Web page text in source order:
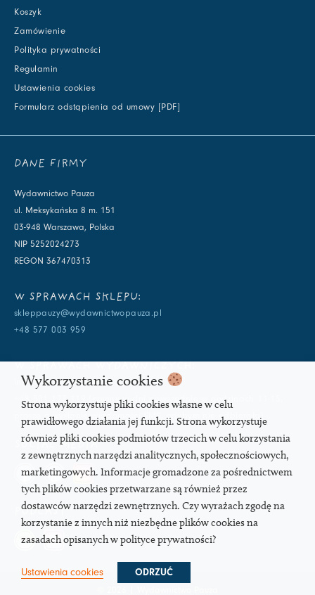
Koszyk
Zamówienie
Polityka prywatności
Regulamin
Ustawienia cookies
Formularz odstąpienia od umowy [PDF]
DANE FIRMY
Wydawnictwo Pauza
ul. Meksykańska 8 m. 151
03-948 Warszawa, Polska
NIP 5252024273
REGON 367470313
W SPRAWACH SKLEPU:
skleppauzy@wydawnictwopauza.pl
+48 577 003 959
info@wydawnictwopauza.pl
+48 501 177 119 (czynny w dni powszednie w godzinach 11-15,
proszę o wysłanie wiadomości SMS, gdybym nie odbierała)
SOCIAL MEDIA
PODCAST
Wykorzystanie cookies
Strona wykorzystuje pliki cookies własne w celu
prawidłowego działania jej funkcji. Strona wykorzystuje
również pliki cookies podmiotów trzecich w celu korzystania
z zewnętrznych narzędzi analitycznych, społecznościowych,
marketingowych. Informacje gromadzone za pośrednictwem
tych plików cookies przetwarzane są również przez
dostawców narzędzi zewnętrznych. Czy wyrażach zgodę na
korzystanie z innych niż niezbędne plików cookies na
zasadach opisanych w polityce prywatności?
Ustawienia cookies ODRZUĆ